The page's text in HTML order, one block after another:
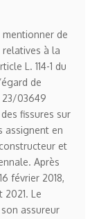
mentionner de
à la
L. 114-1 du
de
23/03649
fissures sur
assignent en
et
Après
février 2018,
Le
assureur